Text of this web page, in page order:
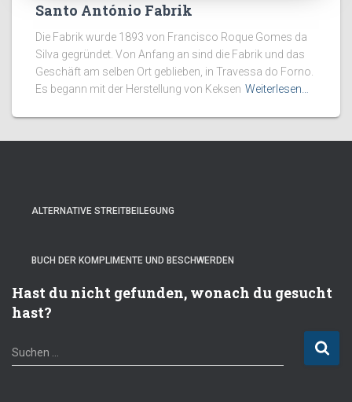
Santo António Fabrik
Die Fabrik wurde 1893 von Francisco Roque Gomes da
Silva gegründet. Von Anfang an sind die Fabrik und das
Geschäft am selben Ort geblieben, in Travessa do Forno.
Es begann mit der Herstellung von Keksen Weiterlesen…
ALTERNATIVE STREITBEILEGUNG
BUCH DER KOMPLIMENTE UND BESCHWERDEN
Hast du nicht gefunden, wonach du gesucht
hast?
S
u
Suchen …